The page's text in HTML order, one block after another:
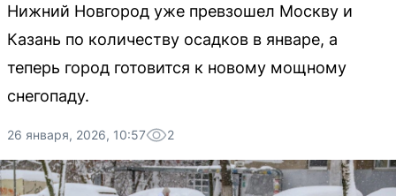
Нижний Новгород уже превзошел Москву и
Казань по количеству осадков в январе, а
теперь город готовится к новому мощному
снегопаду.
26 января, 2026, 10:57 2